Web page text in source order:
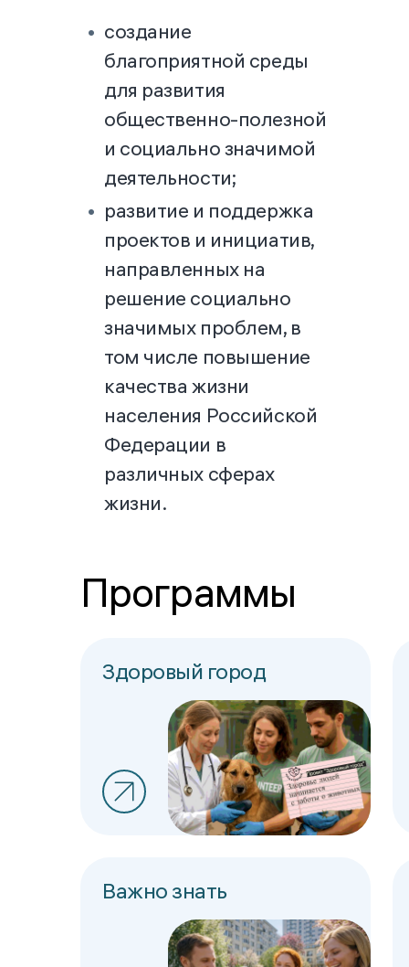
создание
благоприятной среды
для развития
общественно-полезной
и социально значимой
деятельности;
развитие и поддержка
проектов и инициатив,
направленных на
решение социально
значимых проблем, в
том числе повышение
качества жизни
населения Российской
Федерации в
различных сферах
жизни.
Программы
Здоровый город
Важно знать